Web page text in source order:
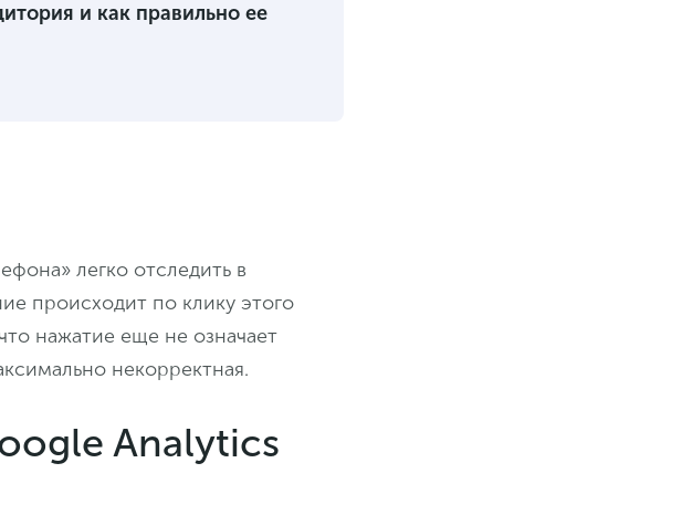
и как правильно ее
легко отследить в
происходит по клику этого
нажатие еще не означает
некорректная.
Analytics